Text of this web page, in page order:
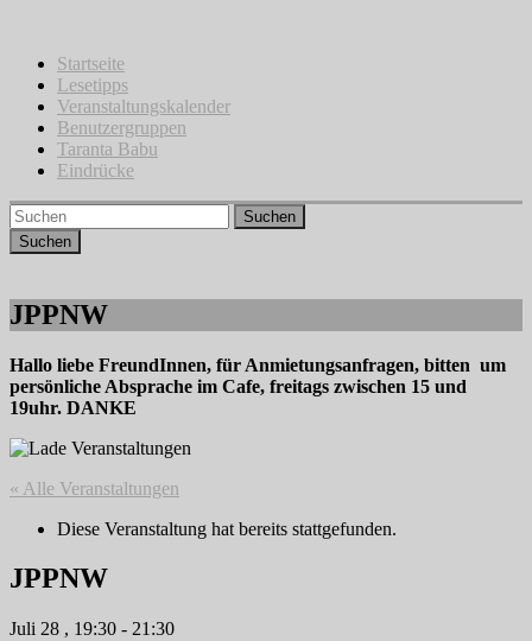
springenStartseite
Lesetipps
Veranstaltungskalender
Benutzergruppen
Taranta Babu
Eindrücke
Suchen
JPPNW
Hallo liebe FreundInnen, für Anmietungsanfragen, bitten um
persönliche Absprache im Cafe, freitags zwischen 15 und
19uhr. DANKE
« Alle Veranstaltungen
Diese Veranstaltung hat bereits stattgefunden.
JPPNW
Juli 28 , 19:30 - 21:30